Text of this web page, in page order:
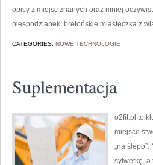
opisy z miejsc znanych oraz mniej
niespodzianek: bretońskie miasteczka z
CATEGORIES: NOWE TECHNOLOGIE
Suplementacja
o2fit.pl to
miejsce
„na
sylwetkę,